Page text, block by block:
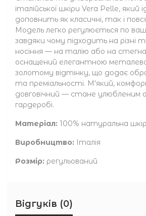
італійської шкіри Vera Pelle, який
доповнить як класичні, так і
Модель легко регулюється по
завдяки чому підходить на різні
носіння — на талію або на
оснащений елегантною
золотому відтінку, що додає
та преміальності. М'який,
довговічний — стане улюбленим
гардеробі.
Матеріал: 100% натуральна
Виробництво: Італія
Розмір: регульований
Відгуків (0)